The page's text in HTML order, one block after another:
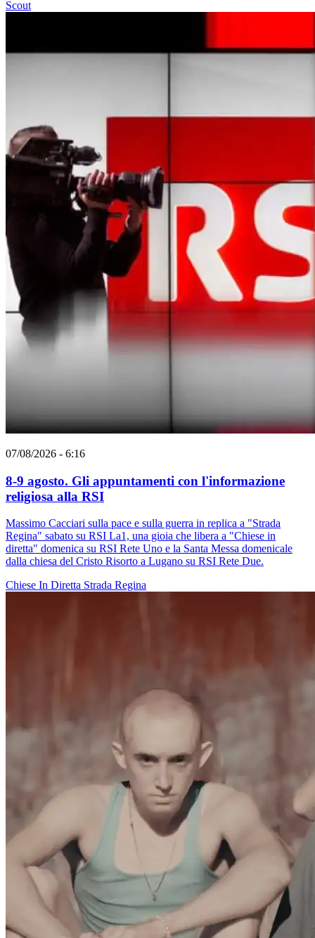
Scout
07/08/2026 - 6:16
8-9 agosto. Gli appuntamenti con l'informazione
religiosa alla RSI
Massimo Cacciari sulla pace e sulla guerra in replica a "Strada
Regina" sabato su RSI La1, una gioia che libera a "Chiese in
diretta" domenica su RSI Rete Uno e la Santa Messa domenicale
dalla chiesa del Cristo Risorto a Lugano su RSI Rete Due.
Chiese In Diretta Strada Regina